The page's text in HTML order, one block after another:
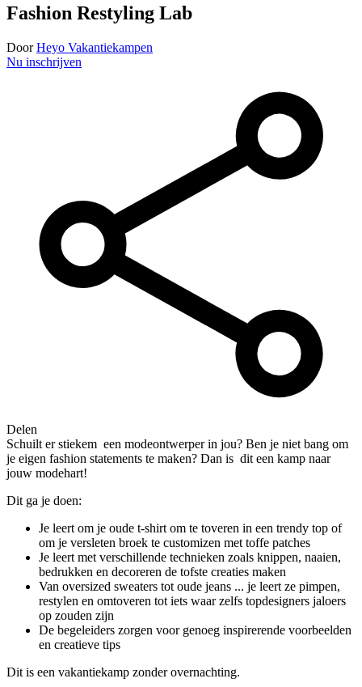
Fashion Restyling Lab
Door Heyo Vakantiekampen
Nu inschrijven
Delen
Schuilt er stiekem een modeontwerper in jou? Ben je niet bang om
je eigen fashion statements te maken? Dan is dit een kamp naar
jouw modehart!
Dit ga je doen:
Je leert om je oude t-shirt om te toveren in een trendy top of
om je versleten broek te customizen met toffe patches
Je leert met verschillende technieken zoals knippen, naaien,
bedrukken en decoreren de tofste creaties maken
Van oversized sweaters tot oude jeans ... je leert ze pimpen,
restylen en omtoveren tot iets waar zelfs topdesigners jaloers
op zouden zijn
De begeleiders zorgen voor genoeg inspirerende voorbeelden
en creatieve tips
Dit is een vakantiekamp zonder overnachting.